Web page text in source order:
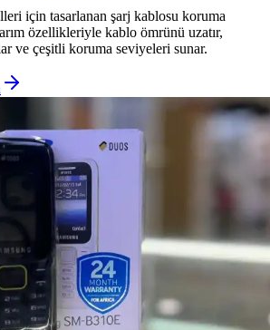
için tasarlanan şarj kablosu koruma
özellikleriyle kablo ömrünü uzatır,
ve çeşitli koruma seviyeleri sunar.